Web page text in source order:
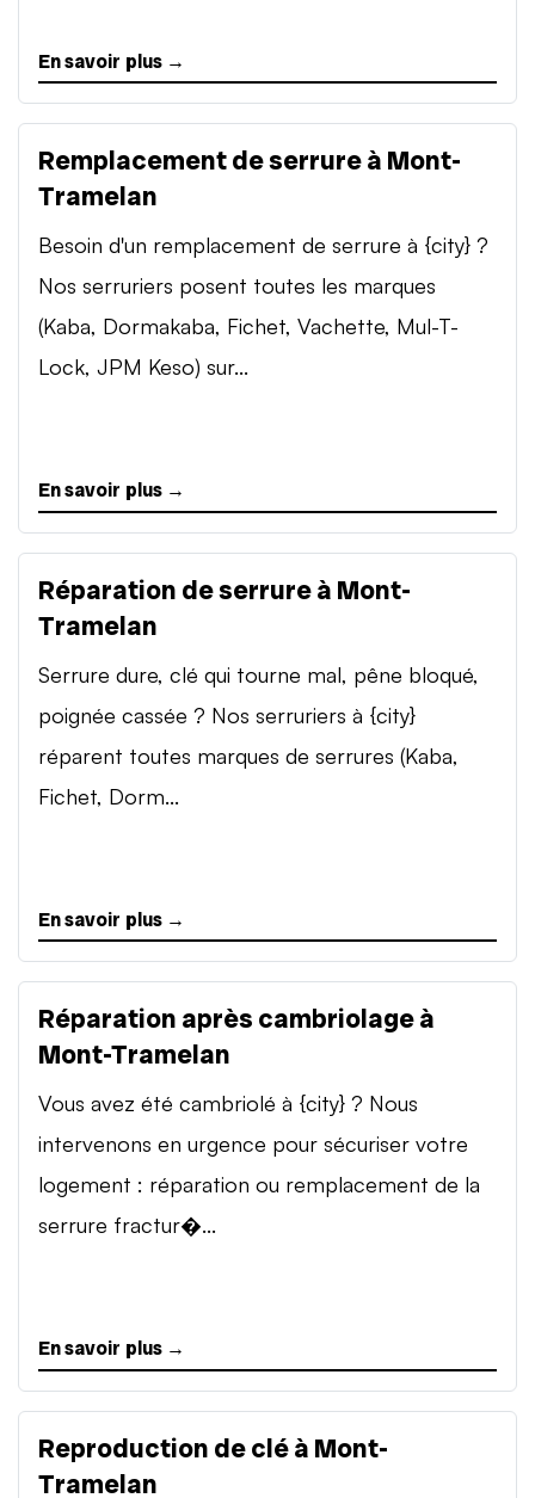
En savoir plus →
Remplacement de serrure à Mont-
Tramelan
Besoin d'un remplacement de serrure à {city} ?
Nos serruriers posent toutes les marques
(Kaba, Dormakaba, Fichet, Vachette, Mul-T-
Lock, JPM Keso) sur...
En savoir plus →
Réparation de serrure à Mont-
Tramelan
Serrure dure, clé qui tourne mal, pêne bloqué,
poignée cassée ? Nos serruriers à {city}
réparent toutes marques de serrures (Kaba,
Fichet, Dorm...
En savoir plus →
Réparation après cambriolage à
Mont-Tramelan
Vous avez été cambriolé à {city} ? Nous
intervenons en urgence pour sécuriser votre
logement : réparation ou remplacement de la
serrure fractur�...
En savoir plus →
Reproduction de clé à Mont-
Tramelan